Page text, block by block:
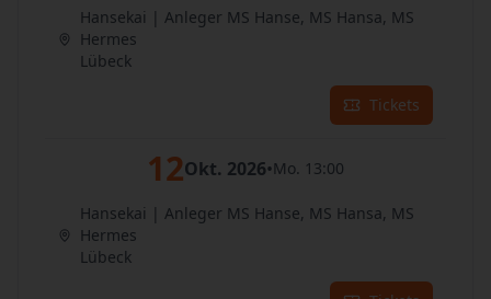
Hansekai | Anleger MS Hanse, MS Hansa, MS
Hermes
Lübeck
Tickets
12Okt. 2026•Mo. 13:00
Hansekai | Anleger MS Hanse, MS Hansa, MS
Hermes
Lübeck